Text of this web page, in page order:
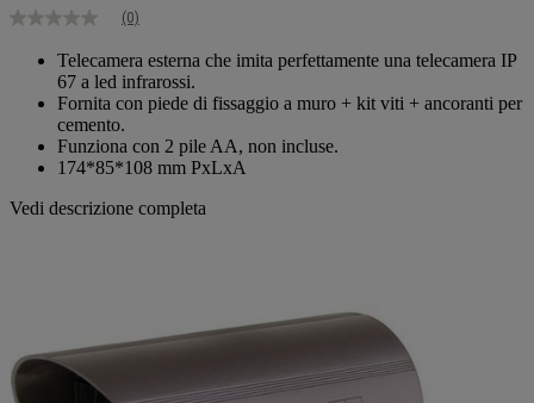
Nessuna
Stesso
pagina.
(0)
Telecamera esterna che imita perfettamente una telecamera IP
67 a led infrarossi.
Fornita con piede di fissaggio a muro + kit viti + ancoranti per
cemento.
Funziona con 2 pile AA, non incluse.
174*85*108 mm PxLxA
Vedi descrizione completa